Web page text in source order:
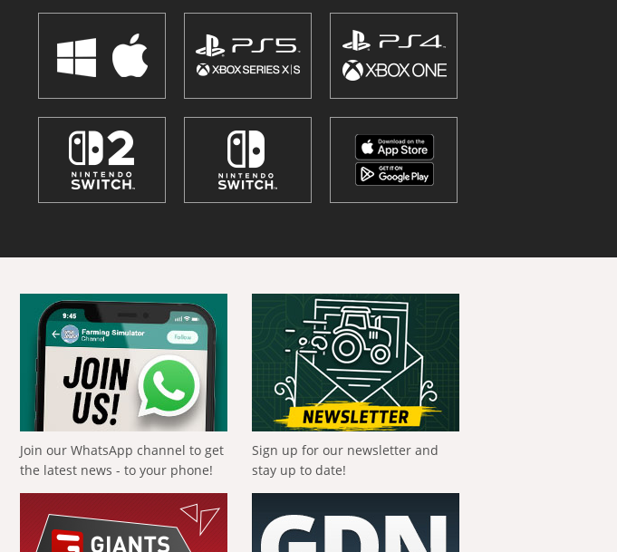
Join our WhatsApp channel to get
the latest news - to your phone!
Sign up for our newsletter and
stay up to date!